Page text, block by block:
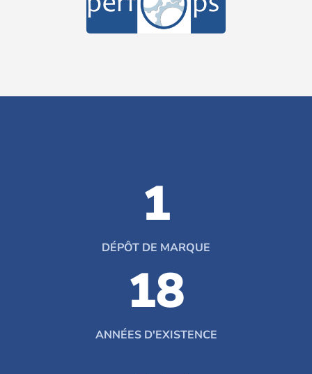
1
DÉPÔT DE MARQUE
18
ANNÉES D'EXISTENCE